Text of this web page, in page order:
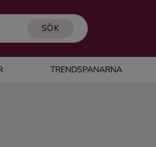
SÖK
TRENDSPANARNA